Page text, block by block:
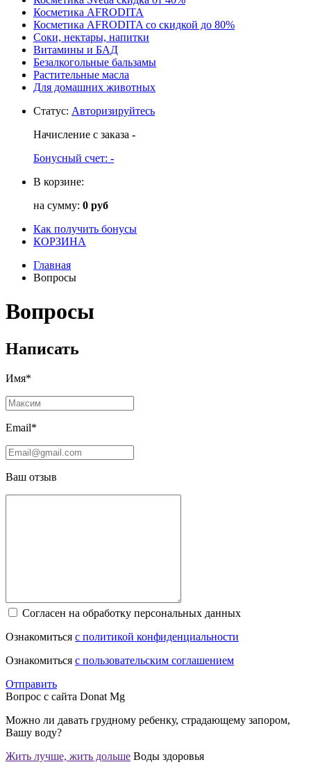
Косметика AFRODITA
Косметика AFRODITA со скидкой до 80%
Соки, нектары, напитки
Витамины и БАД
Безалкогольные бальзамы
Растительные масла
Для домашних животных
Статус: Авторизируйтесь
Начисление с заказа -
Бонусный счет: -
В корзине:
на сумму: 0 руб
Как получить бонусы
КОРЗИНА
Главная
Вопросы
Вопросы
Написать
Имя*
Email*
Ваш отзыв
Согласен на обработку персональных данных
Ознакомиться с политикой конфиденциальности
Ознакомиться с пользовательским соглашением
Отправить
Вопрос с сайта Donat Mg
Можно ли давать грудному ребенку, страдающему запором,
Вашу воду?
Жить лучше, жить дольше Воды здоровья